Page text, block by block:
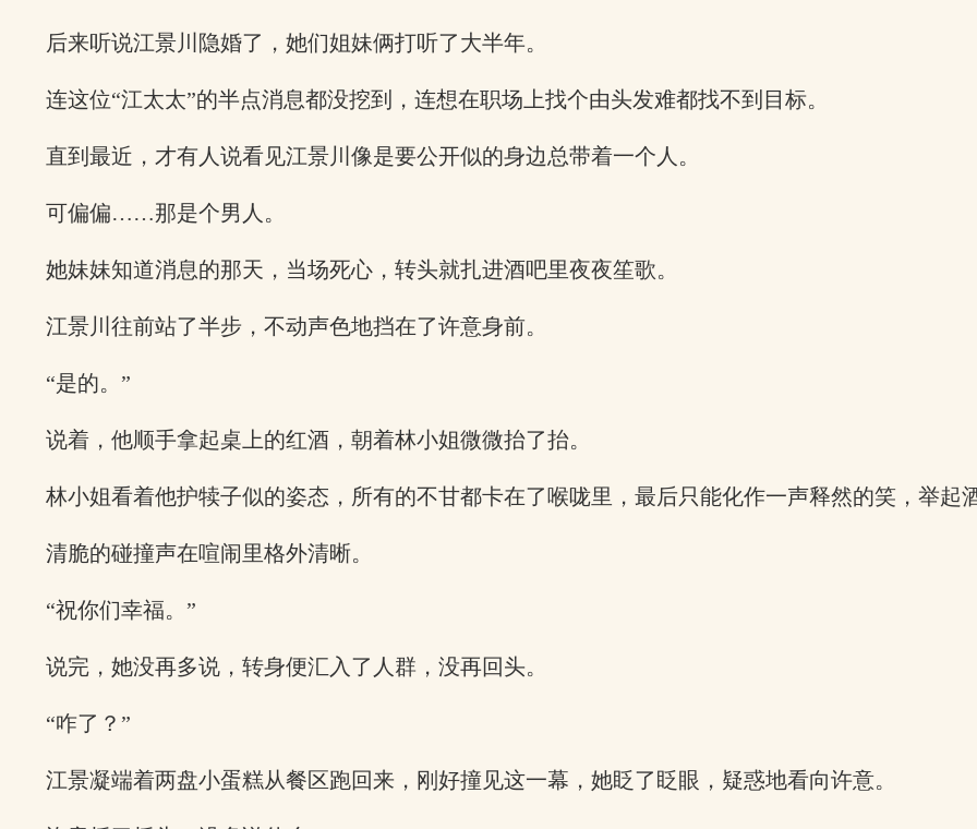
后来听说江景川隐婚了，她们姐妹俩打听了大半年。
连这位“江太太”的半点消息都没挖到，连想在职场上找个由头发难都找不到目标。
直到最近，才有人说看见江景川像是要公开似的身边总带着一个人。
可偏偏……那是个男人。
她妹妹知道消息的那天，当场死心，转头就扎进酒吧里夜夜笙歌。
江景川往前站了半步，不动声色地挡在了许意身前。
“是的。”
说着，他顺手拿起桌上的红酒，朝着林小姐微微抬了抬。
林小姐看着他护犊子似的姿态，所有的不甘都卡在了喉咙里，最后只能化作一声释然的笑，举起
清脆的碰撞声在喧闹里格外清晰。
“祝你们幸福。”
说完，她没再多说，转身便汇入了人群，没再回头。
“咋了？”
江景凝端着两盘小蛋糕从餐区跑回来，刚好撞见这一幕，她眨了眨眼，疑惑地看向许意。